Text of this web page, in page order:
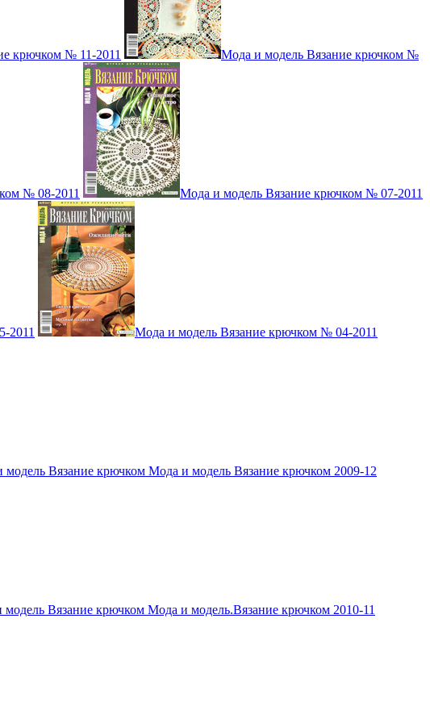
крючком № 11-2011 Мода и модель Вязание крючком №
№ 08-2011 Мода и модель Вязание крючком № 07-2011
2011 Мода и модель Вязание крючком № 04-2011
модель Вязание крючком Мода и модель Вязание крючком 2009-12
Вязание крючком Мода и модель.Вязание крючком 2010-11